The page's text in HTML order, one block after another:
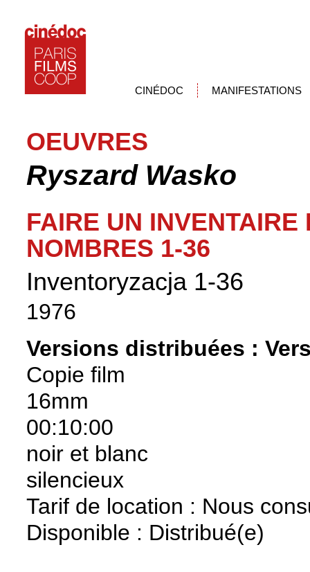
CINÉDOC MANIFESTATIONS
OEUVRES
Ryszard Wasko
FAIRE UN
NOMBRES 1-36
Inventoryzacja 1-36
1976
Versions distribuées :
Copie film
16mm
00:10:00
noir et blanc
silencieux
Tarif de location : Nous
Disponible : Distribué(e)